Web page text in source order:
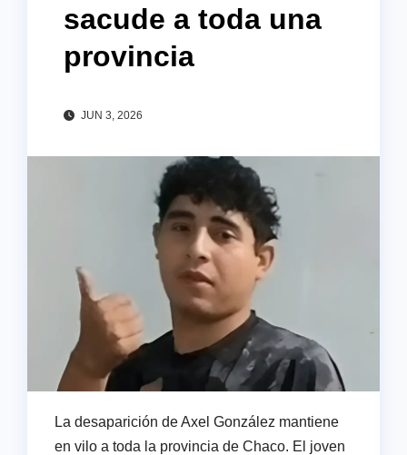
sacude a toda una
provincia
JUN 3, 2026
La desaparición de Axel González mantiene
en vilo a toda la provincia de Chaco. El joven